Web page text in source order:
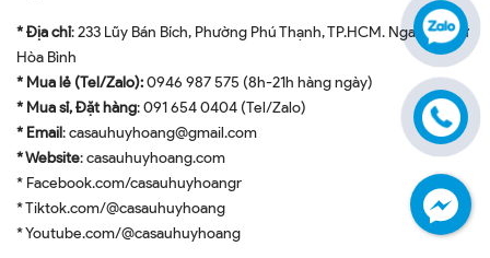
* Địa chỉ: 233 Lũy Bán Bích, Phường Phú Thạnh, TP.HCM. Ngay ngã tư
Hòa Bình
* Mua lẻ (Tel/Zalo):0946 987 575 (8h-21h hàng ngày)
* Mua sỉ, Đặt hàng: 091 654 0404 (Tel/Zalo)
* Email: casauhuyhoang@gmail.com
* Website: casauhuyhoang.com
* Facebook.com/casauhuyhoangr
* Tiktok.com/@casauhuyhoang
* Youtube.com/@casauhuyhoang